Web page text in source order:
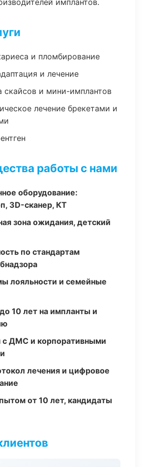
имплантов.
и пломбирование
и лечение
скайсов и мини-имплантов
лечение брекетами и
работы с нами
оборудование:
3D-сканер, КТ
зона ожидания, детский
по стандартам
лояльности и семейные
10 лет на импланты и
с ДМС и корпоративными
лечения и цифровое
от 10 лет, кандидаты